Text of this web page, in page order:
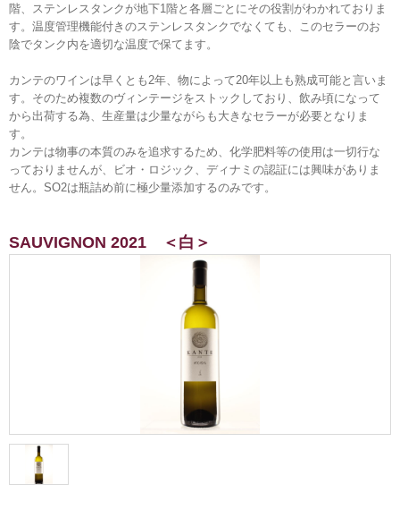
階、ステンレスタンクが地下1階と各層ごとにその役割がわかれておりま
す。温度管理機能付きのステンレスタンクでなくても、このセラーのお
陰でタンク内を適切な温度で保てます。
カンテのワインは早くとも2年、物によって20年以上も熟成可能と言いま
す。そのため複数のヴィンテージをストックしており、飲み頃になって
から出荷する為、生産量は少量ながらも大きなセラーが必要となりま
す。
カンテは物事の本質のみを追求するため、化学肥料等の使用は一切行な
っておりませんが、ビオ・ロジック、ディナミの認証には興味がありま
せん。SO2は瓶詰め前に極少量添加するのみです。
SAUVIGNON 2021 ＜白＞